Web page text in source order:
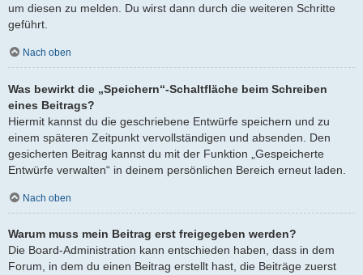
um diesen zu melden. Du wirst dann durch die weiteren Schritte
geführt.
Nach oben
Was bewirkt die „Speichern“-Schaltfläche beim Schreiben
eines Beitrags?
Hiermit kannst du die geschriebene Entwürfe speichern und zu
einem späteren Zeitpunkt vervollständigen und absenden. Den
gesicherten Beitrag kannst du mit der Funktion „Gespeicherte
Entwürfe verwalten“ in deinem persönlichen Bereich erneut laden.
Nach oben
Warum muss mein Beitrag erst freigegeben werden?
Die Board-Administration kann entschieden haben, dass in dem
Forum, in dem du einen Beitrag erstellt hast, die Beiträge zuerst